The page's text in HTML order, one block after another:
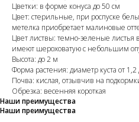
Цветки: в форме конуса до 50 см
Цвет: стерильные, при роспуске
метелка приобретает малиновые
Цвет листвы: темно-зеленые
имеют шероховатую с небольшим
Высота: до 2 м
Форма растения: диаметр куста от
Почва: кислая, отзывчив на
Обрезка: весенняя короткая
Наши преимущества
Наши преимущества